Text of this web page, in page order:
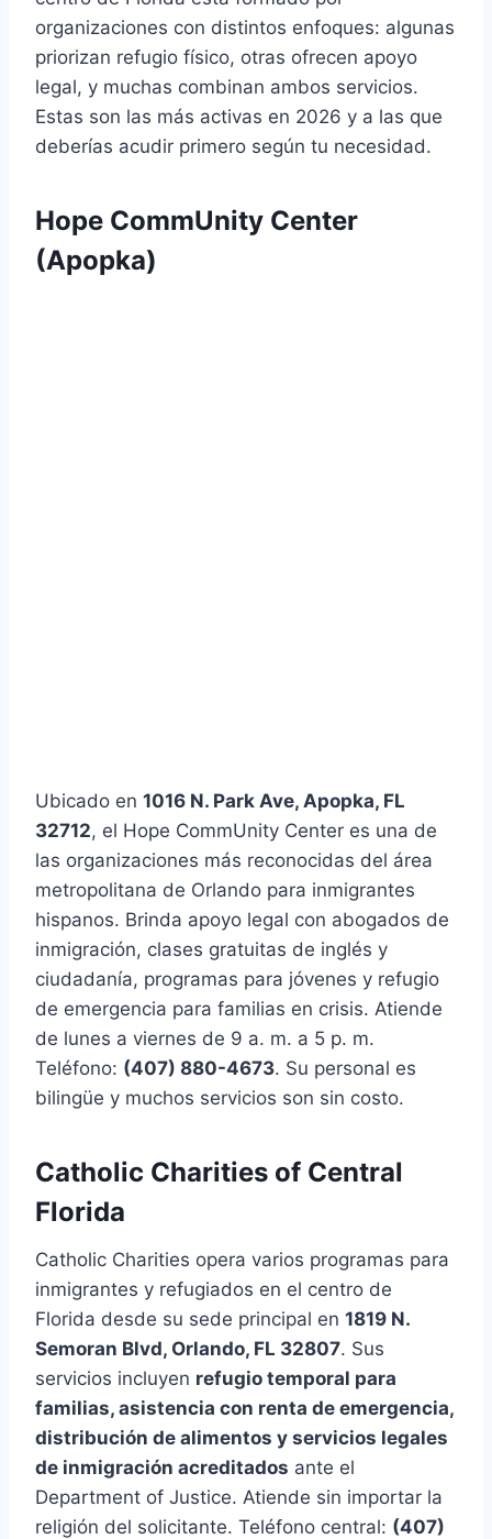
organizaciones con distintos enfoques: algunas
priorizan refugio físico, otras ofrecen apoyo
legal, y muchas combinan ambos servicios.
Estas son las más activas en 2026 y a las que
deberías acudir primero según tu necesidad.
Hope CommUnity Center
(Apopka)
Ubicado en 1016 N. Park Ave, Apopka, FL
32712, el Hope CommUnity Center es una de
las organizaciones más reconocidas del área
metropolitana de Orlando para inmigrantes
hispanos. Brinda apoyo legal con abogados de
inmigración, clases gratuitas de inglés y
ciudadanía, programas para jóvenes y refugio
de emergencia para familias en crisis. Atiende
de lunes a viernes de 9 a. m. a 5 p. m.
Teléfono: (407) 880-4673. Su personal es
bilingüe y muchos servicios son sin costo.
Catholic Charities of Central
Florida
Catholic Charities opera varios programas para
inmigrantes y refugiados en el centro de
Florida desde su sede principal en 1819 N.
Semoran Blvd, Orlando, FL 32807. Sus
servicios incluyen refugio temporal para
familias, asistencia con renta de emergencia,
distribución de alimentos y servicios legales
de inmigración acreditados ante el
Department of Justice. Atiende sin importar la
religión del solicitante. Teléfono central: (407)